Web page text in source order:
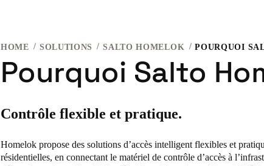
DeutschFrançais Italiano
France
Français
HOME SOLUTIONS SALTO HOMELOK POURQUOI
Pourquoi Salto
Contrôle flexible et pratique.
Homelok propose des solutions d’accès intelligent flexibles et
résidentielles, en connectant le matériel de contrôle d’accès à